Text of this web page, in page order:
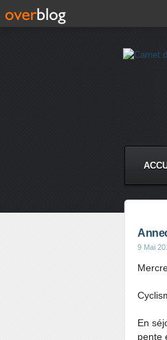
9 Mai
En
pente